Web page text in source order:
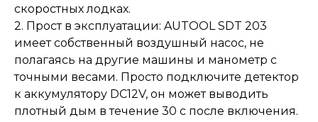
скоростных лодках.
2. Прост в эксплуатации: AUTOOL SDT 203
имеет собственный воздушный насос, не
полагаясь на другие машины и манометр с
точными весами. Просто подключите детектор
к аккумулятору DC12V, он может выводить
плотный дым в течение 30 с после включения.